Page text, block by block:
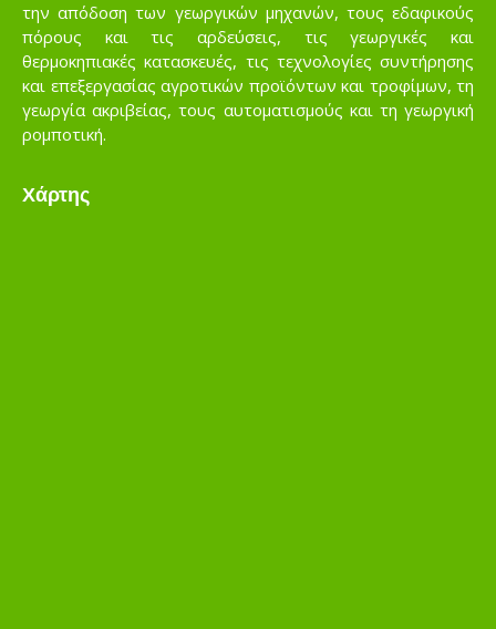
την απόδοση των γεωργικών μηχανών, τους εδαφικούς
πόρους και τις αρδεύσεις, τις γεωργικές και
θερμοκηπιακές κατασκευές, τις τεχνολογίες συντήρησης
και επεξεργασίας αγροτικών προϊόντων και τροφίμων, τη
γεωργία ακριβείας, τους αυτοματισμούς και τη γεωργική
ρομποτική.
Χάρτης